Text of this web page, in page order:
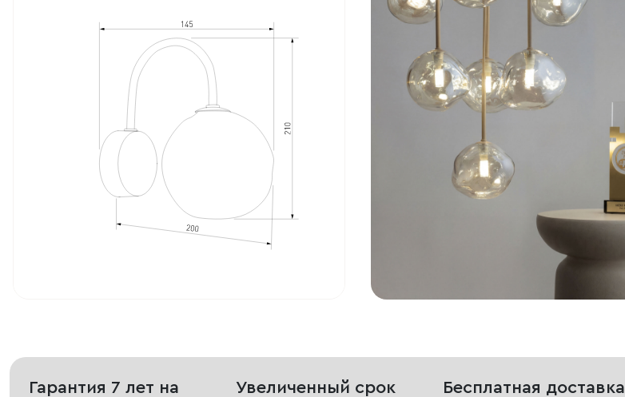
Гарантия 7 лет на
Увеличенный срок
Бесплатная доставка